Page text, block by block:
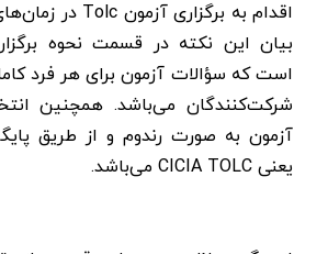
اقدام به برگزاری آزمون Tolc در
بیان این نکته در قسمت نحوه
است که سؤالات آزمون برای هر فرد
شرکت‌کنندگان می‌باشد. همچنین
آزمون به صورت رندوم و از طریق
یعنیCICIA TOLC می‌باشد.